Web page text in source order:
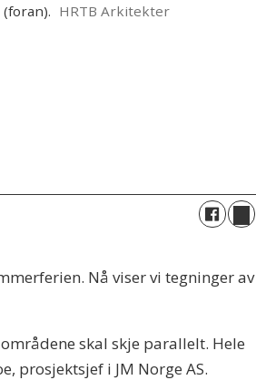
HRTB Arkitekter
Nå viser vi tegninger av
skal skje parallelt. Hele
prosjektsjef i JM Norge AS.